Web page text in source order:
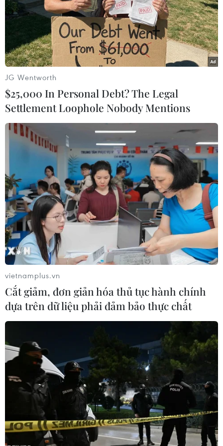
#Tìm kiếm cứu nạn
#Nước lũ
Hà Giang
Theo dõi VietnamPlus
TIN LIÊN QUAN
Đêm 8 và ngày 9/9, vùng núi Bắc Bộ có
mưa to đến rất to và dông mạnh
JG Wentworth
$25,000 In Personal Debt? The Legal
Settlement Loophole Nobody Mentions
vietnamplus.vn
Cắt giảm, đơn giản hóa thủ tục hành chính
dựa trên dữ liệu phải đảm bảo thực chất